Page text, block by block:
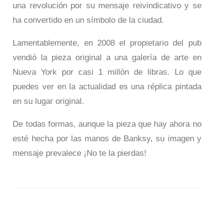
una revolución por su mensaje reivindicativo y se
ha convertido en un símbolo de la ciudad.
Lamentablemente, en 2008 el propietario del pub
vendió la pieza original a una galería de arte en
Nueva York por casi 1 millón de libras. Lo que
puedes ver en la actualidad es una réplica pintada
en su lugar original.
De todas formas, aunque la pieza que hay ahora no
esté hecha por las manos de Banksy, su imagen y
mensaje prevalece ¡No te la pierdas!